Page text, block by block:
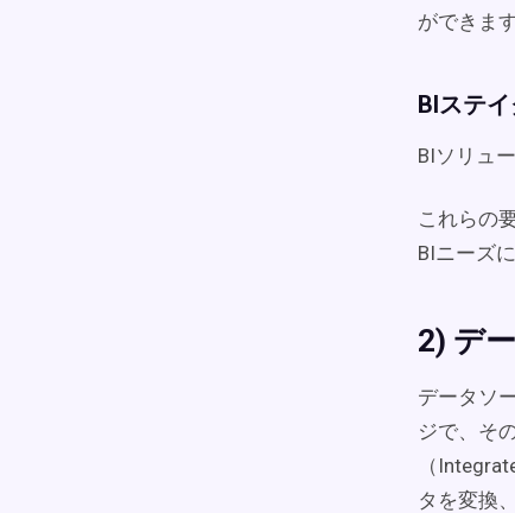
ができます
BIステ
BIソリュ
これらの
BIニーズ
2) デ
データソ
ジで、そ
（
タを変換